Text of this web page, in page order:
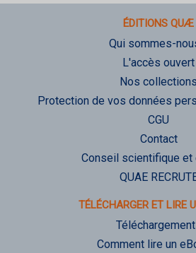
ÉDITIONS QUÆ
Qui sommes-
L'accès ouvert
Nos collections
Protection de vos données
CGU
Contact
Conseil scientifique et
QUAE
TÉLÉCHARGER ET LIRE
Comment lire un